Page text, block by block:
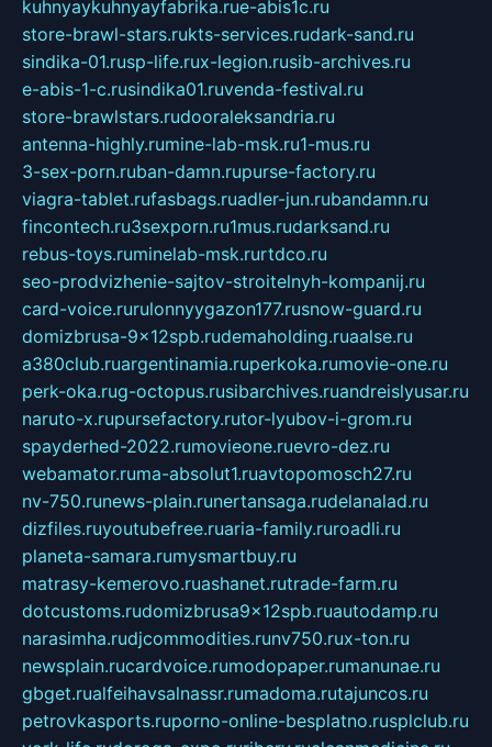
kuhnyaykuhnyayfabrika.rue-abis1c.ru
store-brawl-stars.rukts-services.rudark-sand.ru
sindika-01.rusp-life.rux-legion.rusib-archives.ru
e-abis-1-c.rusindika01.ruvenda-festival.ru
store-brawlstars.rudooraleksandria.ru
antenna-highly.rumine-lab-msk.ru1-mus.ru
3-sex-porn.ruban-damn.rupurse-factory.ru
viagra-tablet.rufasbags.ruadler-jun.rubandamn.ru
fincontech.ru3sexporn.ru1mus.rudarksand.ru
rebus-toys.ruminelab-msk.rurtdco.ru
seo-prodvizhenie-sajtov-stroitelnyh-kompanij.ru
card-voice.rurulonnyygazon177.rusnow-guard.ru
domizbrusa-9x12spb.rudemaholding.ruaalse.ru
a380club.ruargentinamia.ruperkoka.rumovie-one.ru
perk-oka.rug-octopus.rusibarchives.ruandreislyusar.ru
naruto-x.rupursefactory.rutor-lyubov-i-grom.ru
spayderhed-2022.rumovieone.ruevro-dez.ru
webamator.ruma-absolut1.ruavtopomosch27.ru
nv-750.runews-plain.runertansaga.rudelanalad.ru
dizfiles.ruyoutubefree.ruaria-family.ruroadli.ru
planeta-samara.rumysmartbuy.ru
matrasy-kemerovo.ruashanet.rutrade-farm.ru
dotcustoms.rudomizbrusa9x12spb.ruautodamp.ru
narasimha.rudjcommodities.runv750.rux-ton.ru
newsplain.rucardvoice.rumodopaper.rumanunae.ru
gbget.rualfeihavsalnassr.rumadoma.rutajuncos.ru
petrovkasports.ruporno-online-besplatno.rusplclub.ru